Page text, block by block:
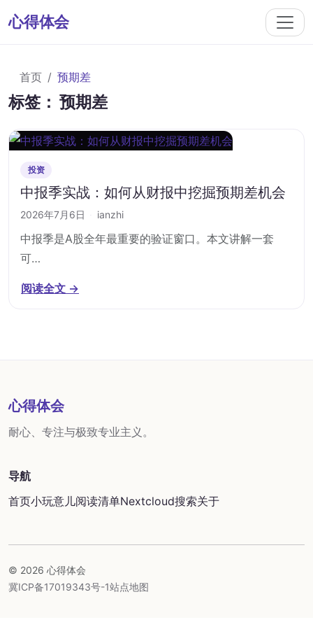
心得体会
首页 预期差
标签：预期差
投资
中报季实战：如何从财报中挖掘预期差机会
2026年7月6日 ianzhi
中报季是A股全年最重要的验证窗口。本文讲解一套
可…
阅读全文 →
心得体会
耐心、专注与极致专业主义。
导航
首页小玩意儿阅读清单Nextcloud搜索关于
© 2026 心得体会
冀ICP备17019343号-1站点地图